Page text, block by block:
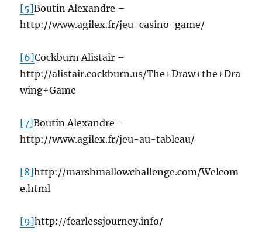
[5]Boutin Alexandre –
http://www.agilex.fr/jeu-casino-game/
[6]Cockburn Alistair –
http://alistair.cockburn.us/The+Draw+the+Dra
wing+Game
[7]Boutin Alexandre –
http://www.agilex.fr/jeu-au-tableau/
[8]http://marshmallowchallenge.com/Welcom
e.html
[9]http://fearlessjourney.info/